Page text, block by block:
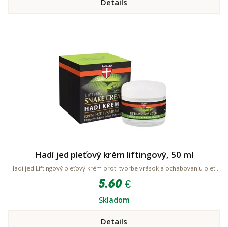
Hadí jed pleťový krém liftingový, 50 ml
Hadí jed Liftingový pleťový krém proti tvorbe vrások a ochabovaniu pleti.
5.60 €
Skladom
Details